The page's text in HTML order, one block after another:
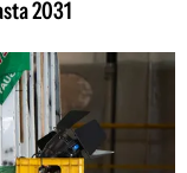
2031